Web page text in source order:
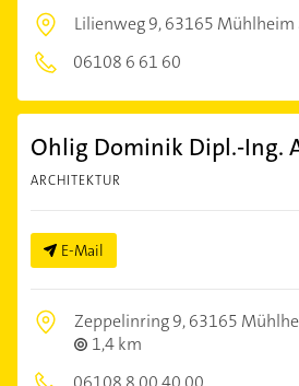
Lilienweg 9,63165 Mühlheim
06108 6 61 60
Ohlig Dominik Dipl.-Ing.
ARCHITEKTUR
E-Mail
Zeppelinring 9,63165
1,4 km